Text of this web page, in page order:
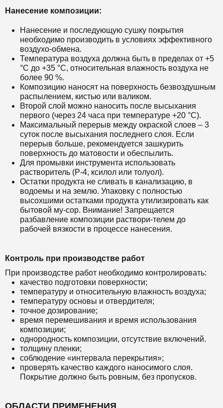
Нанесение композиции:
Нанесение и последующую сушку покрытия
необходимо производить в условиях эффективного
воздухо-обмена.
Температура воздуха должна быть в пределах от +5
°С до +35 °С, относительная влажность воздуха не
более 90 %.
Композицию наносят на поверхность безвоздушным
распылением, кистью или валиком.
Второй слой можно наносить после высыхания
первого (через 24 часа при температуре +20 °С).
Максимальный перерыв между окраской слоев – 3
суток после высыхания последнего слоя. Если
перерыв больше, рекомендуется зашкурить
поверхность до матовости и обеспылить.
Для промывки инструмента использовать
растворитель (Р-4, ксилол или толуол).
Остатки продукта не сливать в канализацию, в
водоемы и на землю. Упаковку с полностью
высохшими остатками продукта утилизировать как
бытовой му-сор. Внимание! Запрещается
разбавление композиции раствори-телем до
рабочей вязкости в процессе нанесения.
Контроль при производстве работ
При производстве работ необходимо контролировать:
качество подготовки поверхности;
температуру и относительную влажность воздуха;
температуру основы и отвердителя;
точное дозирование;
время перемешивания и время использования
композиции;
однородность композиции, отсутствие включений.
толщину пленки;
соблюдение «интервала перекрытия»;
проверять качество каждого наносимого слоя.
Покрытие должно быть ровным, без пропусков.